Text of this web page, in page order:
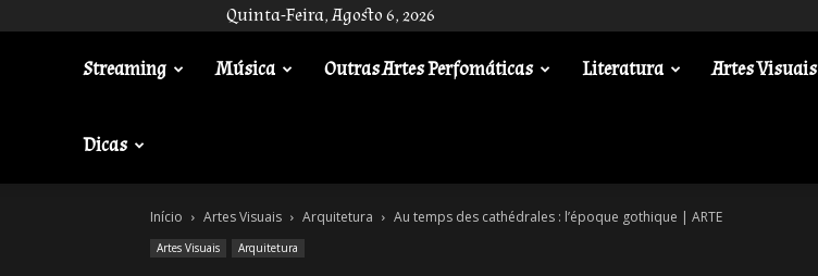
Quinta-Feira, Agosto 6, 2026
Streaming Música Outras Artes Perfomáticas Literatura Artes Visuais
Dicas
Início Artes Visuais Arquitetura Au temps des cathédrales : l’époque gothique | ARTE
Artes Visuais Arquitetura